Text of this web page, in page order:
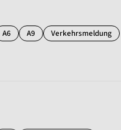
A6 A9 Verkehrsmeldung